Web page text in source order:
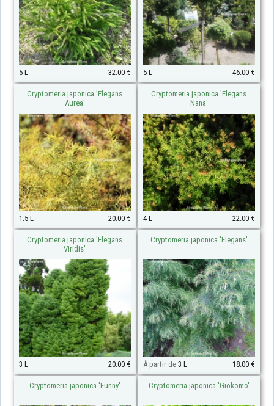
5 L 32.00 € 5 L 46.00 €
Cryptomeria japonica 'Elegans
Aurea'
1.5 L 20.00 €
Cryptomeria japonica 'Elegans
Nana'
4 L 22.00 €
Cryptomeria japonica 'Elegans
Viridis'
3 L 20.00 €
Cryptomeria japonica 'Elegans'
À partir de3 L 18.00 €
Cryptomeria japonica 'Funny' Cryptomeria japonica 'Giokomo'